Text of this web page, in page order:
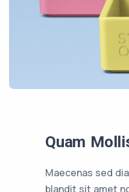
Quam
Maecenas sed
blandit sit amet